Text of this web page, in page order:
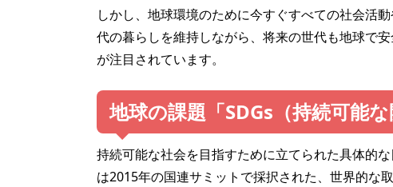
しかし、地球環境のために今すぐすべての社会活
代の暮らしを維持しながら、将来の世代も地球で
が注目されています。
地球の課題「SDGs（持続可能
持続可能な社会を目指すために立てられた具体的
は2015年の国連サミットで採択された、世界的な取